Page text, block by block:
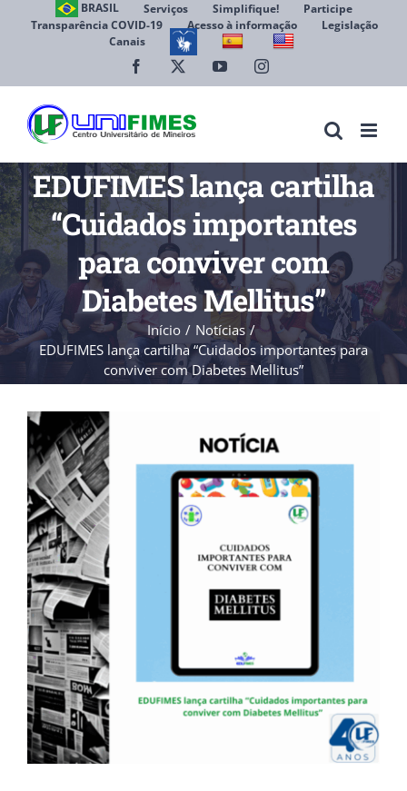
BRASIL Serviços Simplifique!
Participe
Transparência COVID-19
Acesso à informação
Legislação
Canais
Facebook YouTubeInstagram
EDUFIMES lança cartilha
“Cuidados importantes
para conviver com
Diabetes Mellitus”
Início
Notícias
EDUFIMES lança cartilha “Cuidados importantes para
conviver com Diabetes Mellitus”
View
Larger
Image